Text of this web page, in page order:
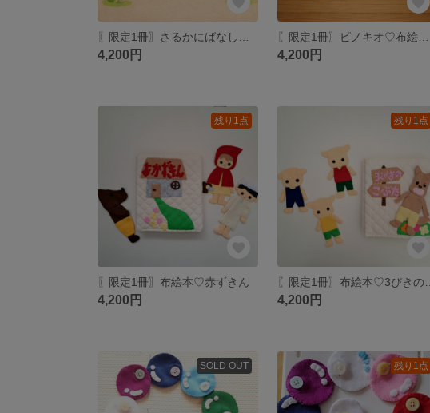
4,200円 4,200円
残り1点
〖限定1冊〗布絵本♡赤ずきん
4,200円
残り1点
〖限定1冊〗布絵本♡3びきのこぶた
4,200円
SOLD OUT 残り1点